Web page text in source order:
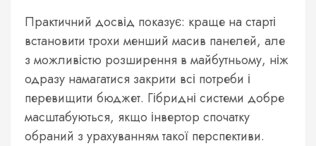
Практичний досвід показує: краще на старті
встановити трохи менший масив панелей, але
з можливістю розширення в майбутньому, ніж
одразу намагатися закрити всі потреби і
перевищити бюджет. Гібридні системи добре
масштабуються, якщо інвертор спочатку
обраний з урахуванням такої перспективи.